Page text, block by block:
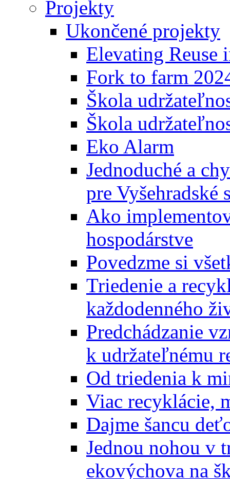
Projekty
Ukončené projekty
Elevating Reuse
Fork to farm
Škola
Škola
Eko Alarm
Jednoduché a
pre Vyšehradské
Ako
hospodárstve
Povedzme si
Triedenie a
každodenného
Predchádzanie
k udržateľnému
Od triedenia k
Viac recyklácie,
Dajme šancu
Jednou nohou v
ekovýchova na